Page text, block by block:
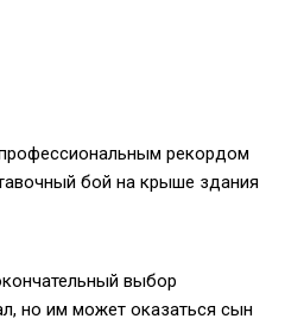
рекордом
бой на крыше здания
выбор
но им может оказаться сын